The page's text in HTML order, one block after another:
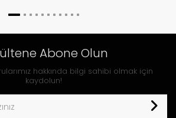
Abone Olun
hakkında bilgi sahibi olmak için
kaydolun!